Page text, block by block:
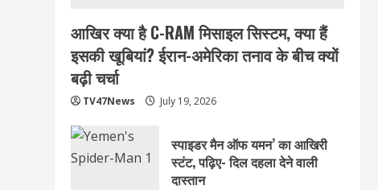
आखिर क्या है C-RAM मिसाइल सिस्टम, क्या हैं
इसकी खूबियां? ईरान-अमेरिका तनाव के बीच क्यों
बढ़ी चर्चा
TV47News July 19, 2026
स्पाइडर मैन ऑफ यमन’ का आखिरी
स्टंट, पढ़िए- दिल दहला देने वाली
दास्तान